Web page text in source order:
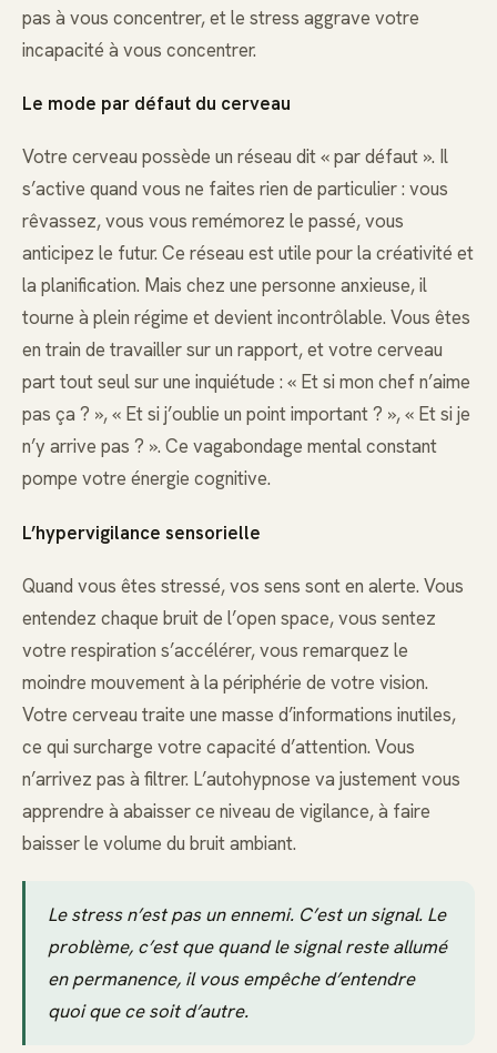
pas à vous concentrer, et le stress aggrave votre
incapacité à vous concentrer.
Le mode par défaut du cerveau
Votre cerveau possède un réseau dit « par défaut ». Il
s’active quand vous ne faites rien de particulier : vous
rêvassez, vous vous remémorez le passé, vous
anticipez le futur. Ce réseau est utile pour la créativité et
la planification. Mais chez une personne anxieuse, il
tourne à plein régime et devient incontrôlable. Vous êtes
en train de travailler sur un rapport, et votre cerveau
part tout seul sur une inquiétude : « Et si mon chef n’aime
pas ça ? », « Et si j’oublie un point important ? », « Et si je
n’y arrive pas ? ». Ce vagabondage mental constant
pompe votre énergie cognitive.
L’hypervigilance sensorielle
Quand vous êtes stressé, vos sens sont en alerte. Vous
entendez chaque bruit de l’open space, vous sentez
votre respiration s’accélérer, vous remarquez le
moindre mouvement à la périphérie de votre vision.
Votre cerveau traite une masse d’informations inutiles,
ce qui surcharge votre capacité d’attention. Vous
n’arrivez pas à filtrer. L’autohypnose va justement vous
apprendre à abaisser ce niveau de vigilance, à faire
baisser le volume du bruit ambiant.
Le stress n’est pas un ennemi. C’est un signal. Le
problème, c’est que quand le signal reste allumé
en permanence, il vous empêche d’entendre
quoi que ce soit d’autre.